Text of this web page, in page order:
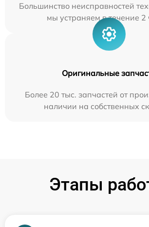
Большинство неисправностей
мы устраняем в течение 2
Оригинальные
Более 20 тыс. запчастей от
наличии на собственных
Этапы